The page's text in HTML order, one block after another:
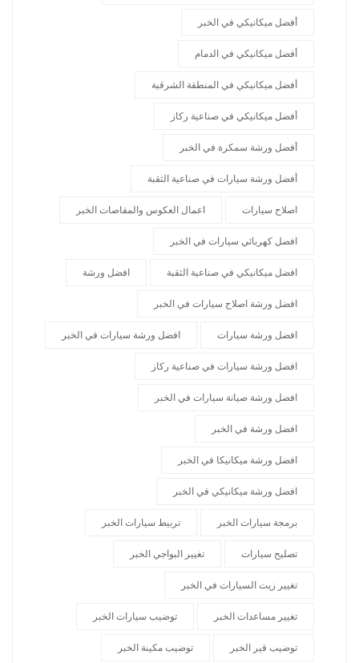
أفضل ميكانيكي في الخبر
أفضل ميكانيكي في الدمام
أفضل ميكانيكي في المنطقة الشرقية
أفضل ميكانيكي في صناعية ركاز
أفضل ورشة سمكرة في الخبر
أفضل ورشة سيارات في صناعية الثقبة
اصلاح سيارات اعمال العكوس والمقاصات الخبر
افضل كهربائي سيارات في الخبر
افضل ميكانيكي في صناعية الثقبة افضل ورشة
افضل ورشة اصلاح سيارات في الخبر
افضل ورشة سيارات افضل ورشة سيارات في الخبر
افضل ورشة سيارات في صناعية ركاز
افضل ورشة صيانة سيارات في الخبر
افضل ورشة في الخبر
افضل ورشة ميكانيكا في الخبر
افضل ورشة ميكانيكي في الخبر
برمجة سيارات الخبر تربيط سيارات الخبر
تصليح سيارات تغيير البواجي الخبر
تغيير زيت السيارات في الخبر
تغيير مساعدات الخبر توضيب سيارات الخبر
توضيب قير الخبر توضيب مكينة الخبر